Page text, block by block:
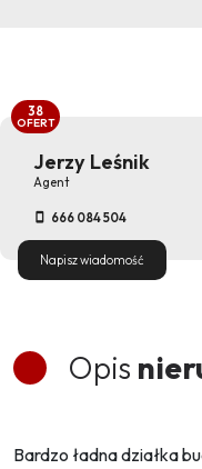
Jerzy Leśnik
Agent
666 084 504
Napisz wiadomość
38
OFERT
Opis
Bardzo ładna działka